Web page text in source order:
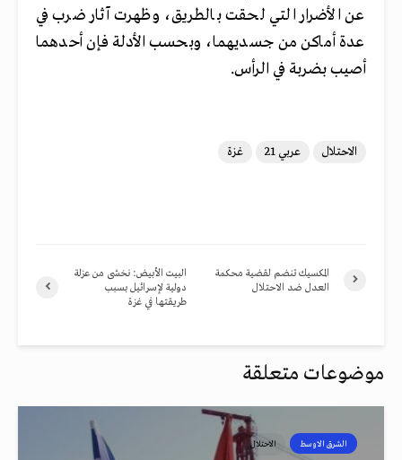
عن الأضرار التي لحقت بالطريق، وظهرت آثار ضرب في
عدة أماكن من جسديهما، وبحسب الأدلة فإن أحدهما
أصيب بضربة في الرأس.
الاحتلال عربي 21 غزة
البيت الأبيض: نخشى من عزلة
دولية لإسرائيل بسبب
طريقتها في غزة
المكسيك تنضم لقضية محكمة
العدل ضد الاحتلال
موضوعات متعلقة
الشرق الاوسط الاحتلال